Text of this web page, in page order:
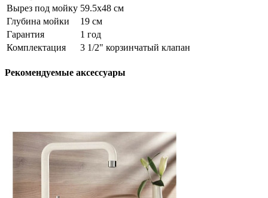
Вырез под мойку 59.5x48 см
Глубина мойки
19 см
Гарантия
1 год
Комплектация
3 1/2" корзинчатый клапан
Рекомендуемые аксессуары